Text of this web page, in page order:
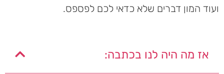
ועוד המון דברים שלא כדאי לכם לפספס.
אז מה היה לנו בכתבה: